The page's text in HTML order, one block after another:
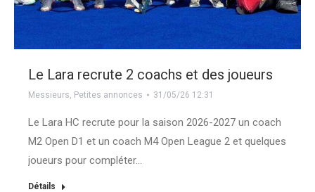
Le Lara recrute 2 coachs et des joueurs
Messieurs, Petites annonces 31/05/26 12:31
Le Lara HC recrute pour la saison 2026-2027 un coach
M2 Open D1 et un coach M4 Open League 2 et quelques
joueurs pour compléter…
Détails